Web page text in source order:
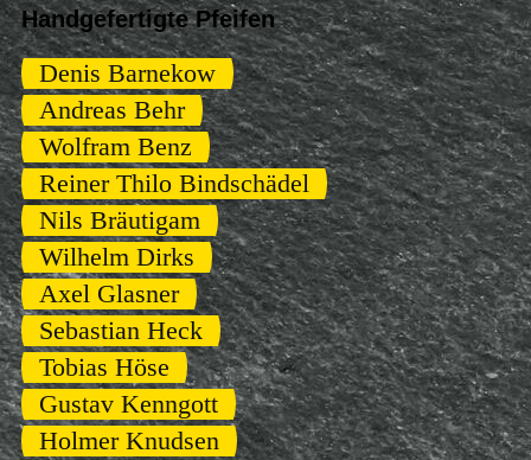
Handgefertigte Pfeifen
Denis Barnekow
Andreas Behr
Wolfram Benz
Reiner Thilo Bindschädel
Nils Bräutigam
Wilhelm Dirks
Axel Glasner
Sebastian Heck
Tobias Höse
Gustav Kenngott
Holmer Knudsen